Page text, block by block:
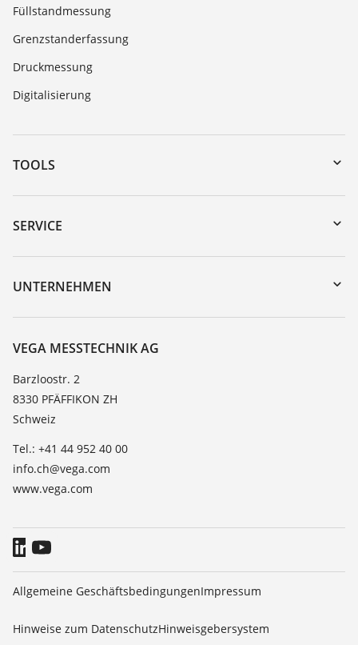
Füllstandmessung
Grenzstanderfassung
Druckmessung
Digitalisierung
TOOLS
Download-Center
Gerätesuche (Seriennummer)
DTM Collection/PACTware
SERVICE
Geräterücksendung
Trainings
Beständigkeitsliste
TeamViewer
UNTERNEHMEN
Über VEGA
Kontakt
News
Presse
Blog
VEGA MESSTECHNIK AG
Barzloostr. 2
8330 PFÄFFIKON ZH
Schweiz
Tel.: +41 44 952 40 00
info.ch@vega.com
www.vega.com
Allgemeine GeschäftsbedingungenImpressum
Hinweise zum DatenschutzHinweisgebersystem